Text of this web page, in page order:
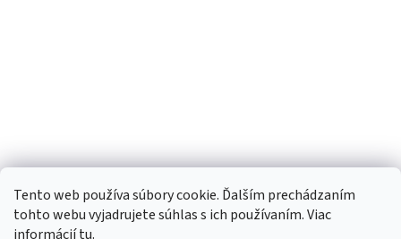
Tento web používa súbory cookie. Ďalším prechádzaním
tohto webu vyjadrujete súhlas s ich používaním. Viac
informáciítu.